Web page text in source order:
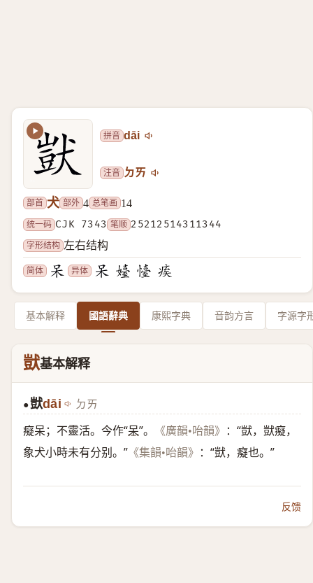
拼音 dāi
注音 ㄉㄞ
部首 犬 部外 4 总笔画 14
统一码 CJK 7343 笔顺 25212514311344
字形结构 左右结构
简体 异体
基本解释 國語辭典 康熙字典 音韵方言 字源字
獃基本解释
●獃dāi ㄉㄞ
癡呆；不靈活。今作“呆”。 《廣韻•咍韻》
：“獃，獃癡，
象犬小時未有分别。” 《集韻•咍韻》 ：“獃，癡也。”
反馈